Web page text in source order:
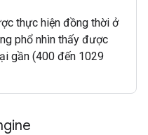
thực hiện đồng thời ở
phổ nhìn thấy được
gần (400 đến 1029